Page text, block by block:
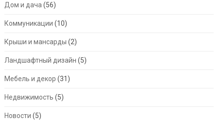
Дом и дача (56)
Коммуникации (10)
Крыши и мансарды (2)
Ландшафтный дизайн (5)
Мебель и декор (31)
Недвижимость (5)
Новости (5)